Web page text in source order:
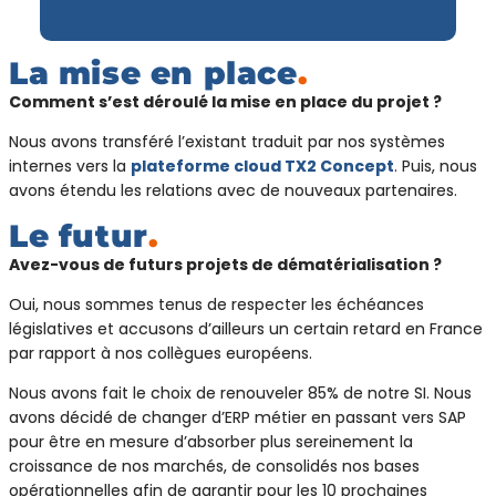
La mise en place.
Comment s’est déroulé la mise en place du projet ?
Nous avons transféré l’existant traduit par nos systèmes
internes vers la plateforme cloud TX2 Concept. Puis, nous
avons étendu les relations avec de nouveaux partenaires.
Le futur.
Avez-vous de futurs projets de dématérialisation ?
Oui, nous sommes tenus de respecter les échéances
législatives et accusons d’ailleurs un certain retard en France
par rapport à nos collègues européens.
Nous avons fait le choix de renouveler 85% de notre SI. Nous
avons décidé de changer d’ERP métier en passant vers SAP
pour être en mesure d’absorber plus sereinement la
croissance de nos marchés, de consolidés nos bases
opérationnelles afin de garantir pour les 10 prochaines